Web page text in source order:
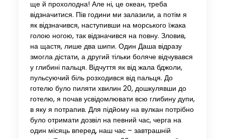
ще й прохолодна! Але ні, це океан, треба
відзначитися. Пів години ми залазили, а потім я
як відзначився, наступивши на морського їжака
голою ногою, так відзначився на повну. Зловив,
на щастя, лише два шипи. Один Даша відразу
змогла дістати, а другий тільки боляче відчувався
у глибині пальця. Відчуття як від жала бджоли,
пульсуючий біль розходився від пальця. До
готелю було пиляти хвилин 20, дошкулявши до
готелю, я почав усвідомлювати всю глибину дупи,
в яку я потрапив. Для підйому на вулкан потрібно
було отримати дозвіл на певний час, черга на
один місяць вперед, наш час – завтрашній